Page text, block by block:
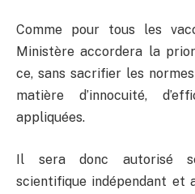
Comme pour tous les
Ministère accordera la
ce, sans sacrifier les
matière d’innocuité,
appliquées.
Il sera donc autorisé
scientifique indépendant et